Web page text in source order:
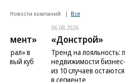
Новости компаний Все
«Донстрой»
Тренд на лояльность: покупатели
недвижимости бизнес-класса в 9
из 10 случаев остаются